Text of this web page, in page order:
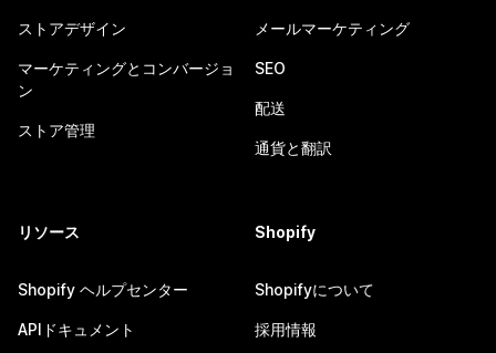
ストアデザイン
マーケティングとコンバージョ
ン
ストア管理
メールマーケティング
SEO
配送
通貨と翻訳
リソース
Shopify ヘルプセンター
APIドキュメント
Shopify
Shopifyについて
採用情報